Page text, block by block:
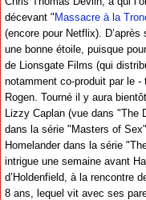
décevant " Massacre à la
(encore pour Netflix). D’après
une bonne étoile, puisque
de Lionsgate Films (qui
notamment co-produit par le
Rogen. Tourné il y aura
Lizzy Caplan (vue dans
dans la série "Masters of
Homelander dans la série
intrigue une semaine avant
d’Holdenfield, à la rencontre
8 ans, lequel vit avec ses